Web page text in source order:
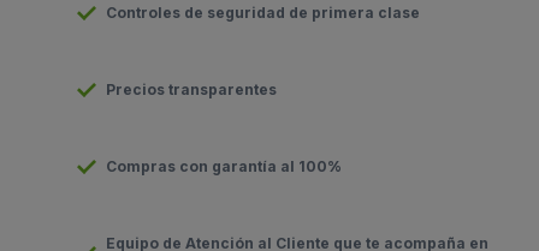
Controles de seguridad de primera clase
Precios transparentes
Compras con garantía al 100%
Equipo de Atención al Cliente que te acompaña en